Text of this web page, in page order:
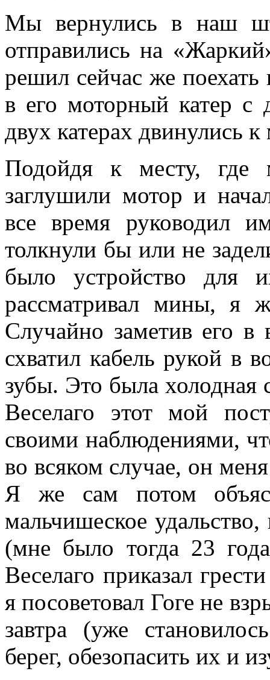
Мы вернулись в наш
отправились на
решил сейчас же
в его моторный катер
двух катерах двинулись
Подойдя к месту, где
заглушили мотор и
все время руководил
толкнули бы или не
было устройство для
рассматривал мины, я
Случайно заметив его в
схватил кабель рукой в
зубы. Это была холодная
Веселаго этот мой
своими наблюдениями,
во всяком случае, он
Я же сам потом
мальчишеское удальство,
(мне было тогда 23
Веселаго приказал
я посоветовал Гоге не
завтра (уже
берег, обезопасить их и